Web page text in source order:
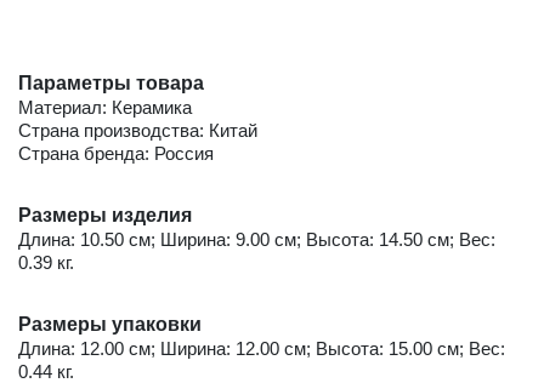
Параметры товара
Материал: Керамика
Страна производства: Китай
Страна бренда: Россия
Размеры изделия
Длина: 10.50 см; Ширина: 9.00 см; Высота: 14.50 см; Вес:
0.39 кг.
Размеры упаковки
Длина: 12.00 см; Ширина: 12.00 см; Высота: 15.00 см; Вес:
0.44 кг.